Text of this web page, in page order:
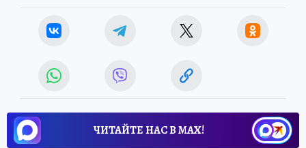
ЧИТАЙТЕ НАС В МАХ!